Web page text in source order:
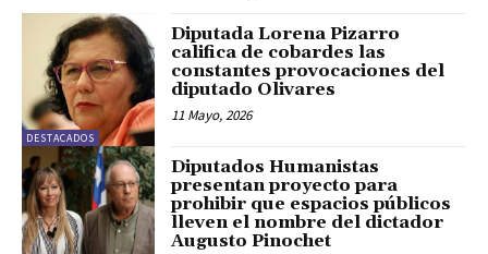
DESTACADOS
Diputada Lorena Pizarro
califica de cobardes las
constantes provocaciones del
diputado Olivares
11 Mayo, 2026
Diputados Humanistas
presentan proyecto para
prohibir que espacios públicos
lleven el nombre del dictador
Augusto Pinochet